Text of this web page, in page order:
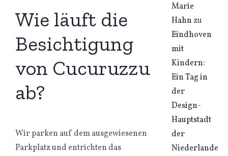
Wie läuft die
Besichtigung
von Cucuruzzu
ab?
Wir parken auf dem ausgewiesenen
Parkplatz und entrichten das
Marie
Hahnzu
Eindhoven
mit
Kindern:
Ein Tag in
der
Design-
Hauptstadt
der
Niederlande